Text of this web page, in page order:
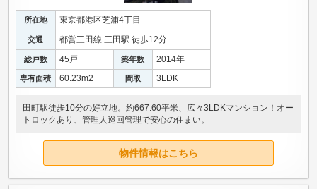
所在地 東京都港区芝浦4丁目
交通 都営三田線 三田駅 徒歩12分
総戸数 45戸 築年数 2014年
専有面積 60.23m2 間取 3LDK
田町駅徒歩10分の好立地。約667.60平米、広々3LDKマンション！オー
トロックあり、管理人巡回管理で安心の住まい。
物件情報はこちら